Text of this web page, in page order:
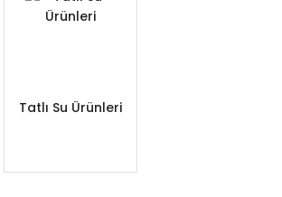
Tatlı Su Ürünleri